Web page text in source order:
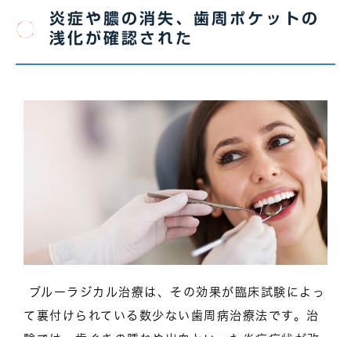
炎症や膿の消失、歯周ポケットの
浅化が確認された
ブルーラジカル治療は、その効果が臨床試験によっ
て裏付けられている数少ない歯周病治療法です。治